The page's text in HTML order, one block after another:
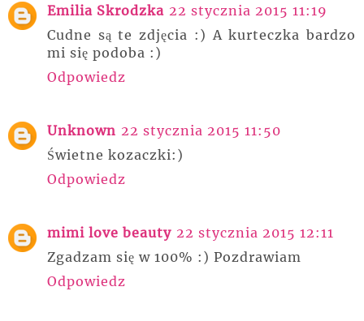
Emilia Skrodzka 22 stycznia 2015 11:19
Cudne są te zdjęcia :) A kurteczka bardzo
mi się podoba :)
Odpowiedz
Unknown 22 stycznia 2015 11:50
Świetne kozaczki:)
Odpowiedz
mimi love beauty 22 stycznia 2015 12:11
Zgadzam się w 100% :) Pozdrawiam
Odpowiedz